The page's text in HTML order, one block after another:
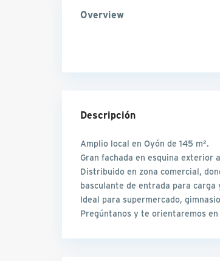
Overview
Descripción
Amplio local en Oyón de 145 m².
Gran fachada en esquina exterior
Distribuido en zona comercial,
basculante de entrada para
Ideal para supermercado,
Pregúntanos y te orientaremos